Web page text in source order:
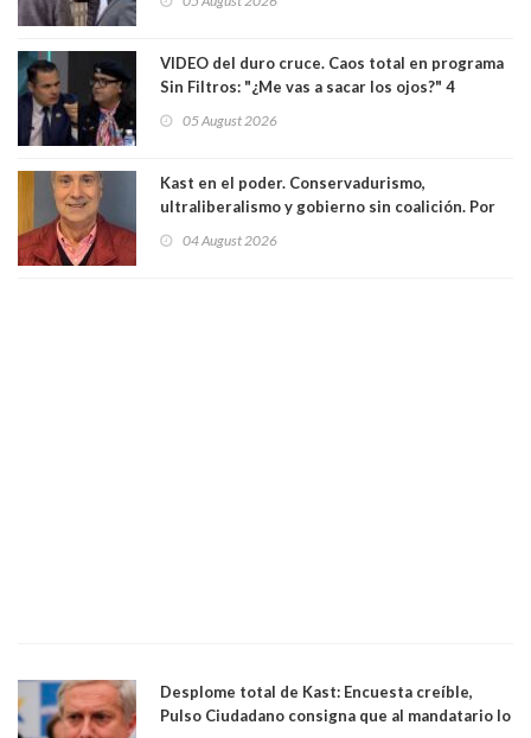
delegado nuevamente arrancando"
VIDEO del duro cruce. Caos total en programa
Sin Filtros: "¿Me vas a sacar los ojos?" 4
excarabinero que dejó ciego a Gustavo Gatica:
05 August 2026
Kast en el poder. Conservadurismo,
ultraliberalismo y gobierno sin coalición. Por
04 August 2026
Desplome total de Kast: Encuesta creíble,
Pulso Ciudadano consigna que al mandatario lo